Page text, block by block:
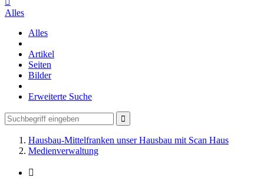
Alles
Alles
Artikel
Seiten
Bilder
Erweiterte Suche
Hausbau-Mittelfranken unser Hausbau mit Scan Haus
Medienverwaltung